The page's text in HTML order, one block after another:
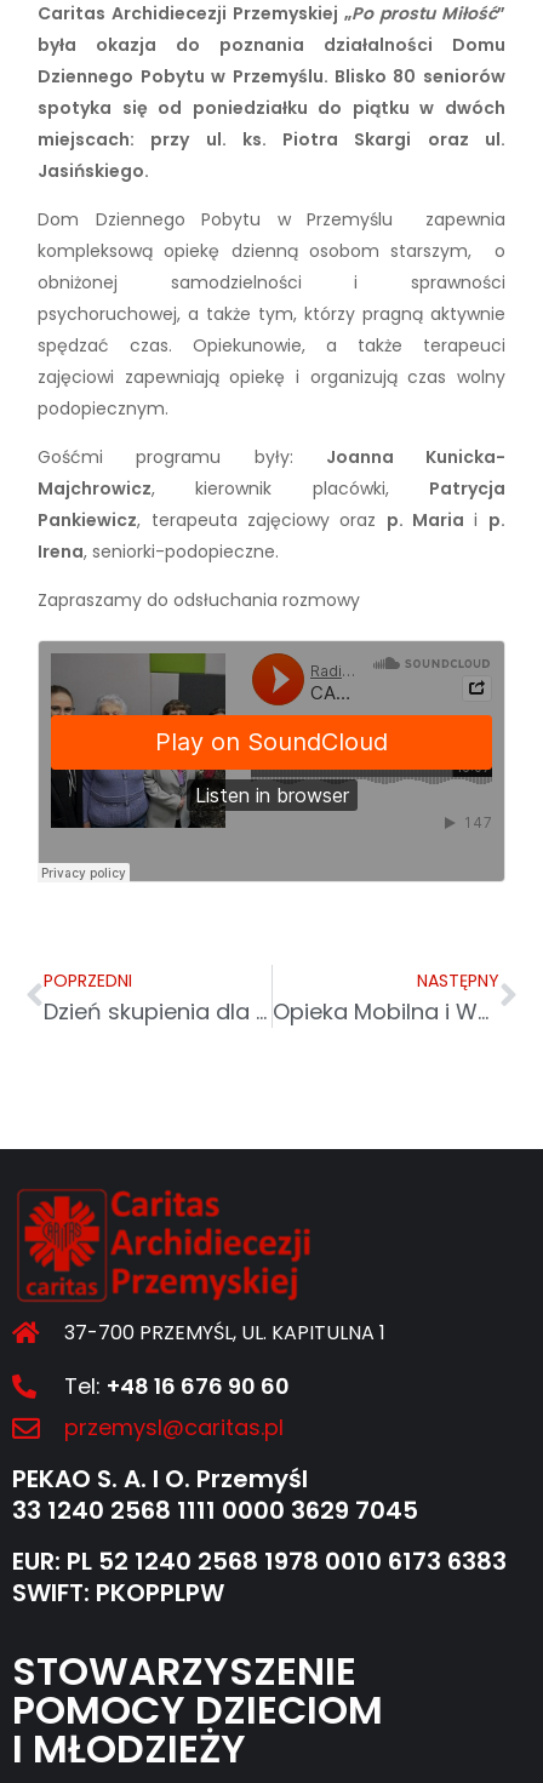
Caritas Archidiecezji Przemyskiej „Po prostu Miłość”
była okazja do poznania działalności Domu
Dziennego Pobytu w Przemyślu. Blisko 80 seniorów
spotyka się od poniedziałku do piątku w dwóch
miejscach: przy ul. ks. Piotra Skargi oraz ul.
Jasińskiego.
Dom Dziennego Pobytu w Przemyślu zapewnia
kompleksową opiekę dzienną osobom starszym, o
obniżonej samodzielności i sprawności
psychoruchowej, a także tym, którzy pragną aktywnie
spędzać czas. Opiekunowie, a także terapeuci
zajęciowi zapewniają opiekę i organizują czas wolny
podopiecznym.
Gośćmi programu były: Joanna Kunicka-
Majchrowicz, kierownik placówki, Patrycja
Pankiewicz, terapeuta zajęciowy oraz p. Maria i p.
Irena, seniorki-podopieczne.
Zapraszamy do odsłuchania rozmowy
POPRZEDNI
Dzień skupienia dla pracowników Caritas
NASTĘPNY
Opieka Mobilna i Wsparcie Opiekuńcze
37-700 PRZEMYŚL, UL. KAPITULNA 1
Tel: +48 16 676 90 60
przemysl@caritas.pl
PEKAO S. A. I O. Przemyśl
33 1240 2568 1111 0000 3629 7045
EUR: PL 52 1240 2568 1978 0010 6173 6383
SWIFT: PKOPPLPW
STOWARZYSZENIE
POMOCY DZIECIOM
I MŁODZIEŻY